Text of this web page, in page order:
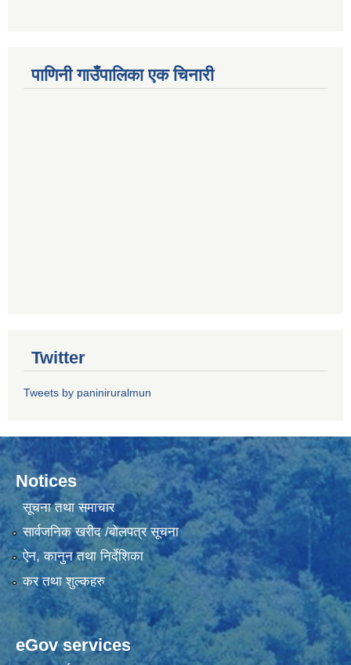
पाणिनी गाउँपालिका एक चिनारी
Twitter
Tweets by paniniruralmun
Notices
सूचना तथा समाचार
सार्वजनिक खरीद /बोलपत्र सूचना
ऐन, कानुन तथा निर्देशिका
कर तथा शुल्कहरु
eGov services